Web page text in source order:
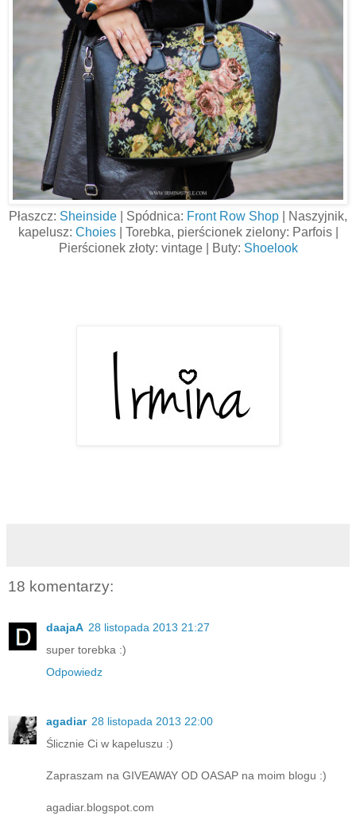
Płaszcz: Sheinside | Spódnica: Front Row Shop | Naszyjnik,
kapelusz: Choies| Torebka, pierścionek zielony: Parfois |
Pierścionek złoty: vintage | Buty: Shoelook
18 komentarzy:
daajaA 28 listopada 2013 21:27
super torebka :)
Odpowiedz
agadiar 28 listopada 2013 22:00
Ślicznie Ci w kapeluszu :)
Zapraszam na GIVEAWAY OD OASAP na moim blogu :)
agadiar.blogspot.com